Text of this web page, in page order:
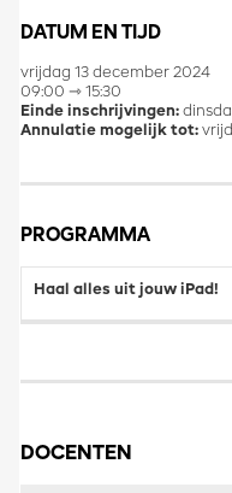
DATUM EN TIJD
vrijdag 13 december 2024
09:00 ⇾ 15:30
Einde inschrijvingen:
Annulatie mogelijk tot:
PROGRAMMA
Haal alles uit jouw iPad!
DOCENTEN